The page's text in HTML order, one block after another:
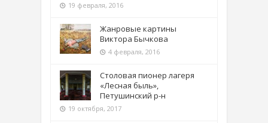
19 февраля, 2016
Жанровые картины
Виктора Бычкова
4 февраля, 2016
Столовая пионер лагеря
«Лесная быль»,
Петушинский р-н
19 октября, 2017